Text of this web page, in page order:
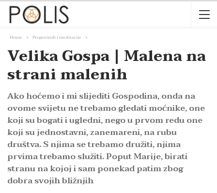
Home Propovijedi i meditacije
Velika Gospa | Malena na
strani malenih
Ako hoćemo i mi slijediti Gospodina, onda na
ovome svijetu ne trebamo gledati moćnike, one
koji su bogati i ugledni, nego u prvom redu one
koji su jednostavni, zanemareni, na rubu
društva. S njima se trebamo družiti, njima
prvima trebamo služiti. Poput Marije, birati
stranu na kojoj i sam ponekad patim zbog
dobra svojih bližnjih